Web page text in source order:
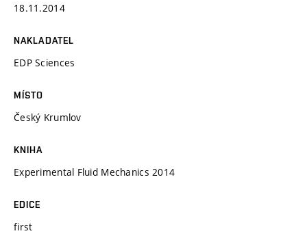
18.11.2014
NAKLADATEL
EDP Sciences
MÍSTO
Český Krumlov
KNIHA
Experimental Fluid Mechanics 2014
EDICE
first